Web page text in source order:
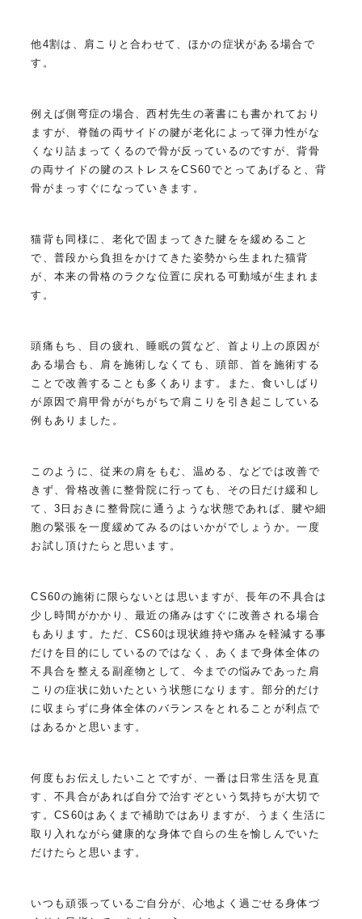
他4割は、肩こりと合わせて、ほかの症状がある場合で
す。
例えば側弯症の場合、西村先生の著書にも書かれており
ますが、脊髄の両サイドの腱が老化によって弾力性がな
くなり詰まってくるので骨が反っているのですが、背骨
の両サイドの腱のストレスをCS60でとってあげると、背
骨がまっすぐになっていきます。
猫背も同様に、老化で固まってきた腱をを緩めること
で、普段から負担をかけてきた姿勢から生まれた猫背
が、本来の骨格のラクな位置に戻れる可動域が生まれま
す。
頭痛もち、目の疲れ、睡眠の質など、首より上の原因が
ある場合も、肩を施術しなくても、頭部、首を施術する
ことで改善することも多くあります。また、食いしばり
が原因で肩甲骨ががちがちで肩こりを引き起こしている
例もありました。
このように、従来の肩をもむ、温める、などでは改善で
きず、骨格改善に整骨院に行っても、その日だけ緩和し
て、3日おきに整骨院に通うような状態であれば、腱や細
胞の緊張を一度緩めてみるのはいかがでしょうか。一度
お試し頂けたらと思います。
CS60の施術に限らないとは思いますが、長年の不具合は
少し時間がかかり、最近の痛みはすぐに改善される場合
もあります。ただ、CS60は現状維持や痛みを軽減する事
だけを目的にしているのではなく、あくまで身体全体の
不具合を整える副産物として、今までの悩みであった肩
こりの症状に効いたという状態になります。部分的だけ
に収まらずに身体全体のバランスをとれることが利点で
はあるかと思います。
何度もお伝えしたいことですが、一番は日常生活を見直
す、不具合があれば自分で治すぞという気持ちが大切で
す。CS60はあくまで補助ではありますが、うまく生活に
取り入れながら健康的な身体で自らの生を愉しんでいた
だけたらと思います。
いつも頑張っているご自分が、心地よく過ごせる身体づ